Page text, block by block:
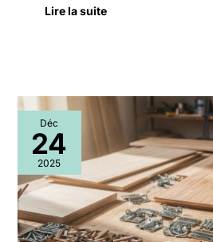
Lire la suite
Déc
24
2025
Cloison
amovible
:
moduler
l’espace
contraintes